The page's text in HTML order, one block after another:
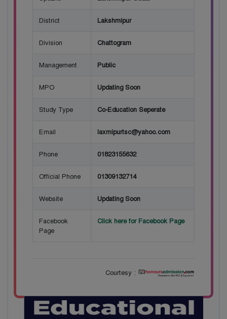
District Lakshmipur
Division Chattogram
Management Public
MPO Updating Soon
Study Type Co-Education Seperate
Email laxmipurtsc@yahoo.com
Phone 01823155632
Official Phone 01309132714
Website Updating Soon
Facebook
Page
Click here for Facebook Page
Courtesy :